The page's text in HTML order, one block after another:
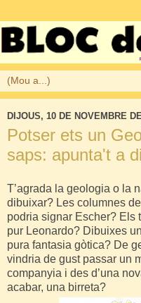
DIJOUS, 10 DE NOVEMBRE
Potser ets un
saps: apunta't a
T’agrada la geologia o la
dibuixar? Les columnes
podria signar Escher? Els
pur Leonardo? Dibuixes
pura fantasia gòtica? De
vindria de gust passar un
companyia i des d’una
acabar, una birreta?